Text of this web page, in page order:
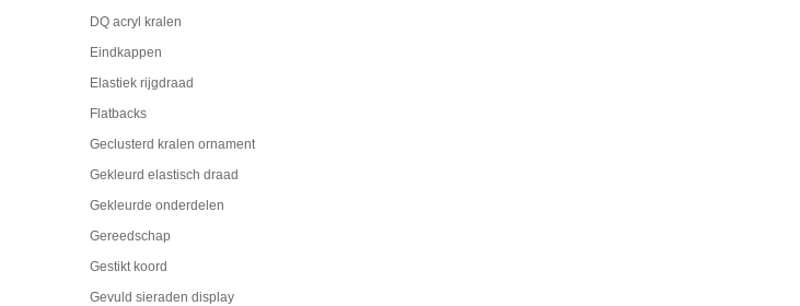
DQ acryl kralen
Eindkappen
Elastiek rijgdraad
Flatbacks
Geclusterd kralen ornament
Gekleurd elastisch draad
Gekleurde onderdelen
Gereedschap
Gestikt koord
Gevuld sieraden display